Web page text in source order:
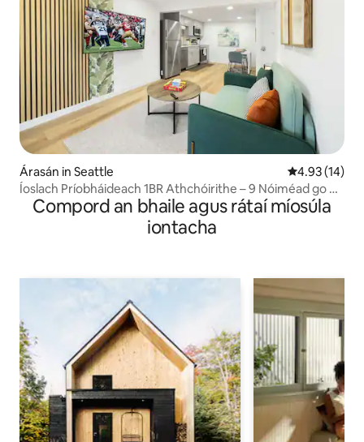
Árasán in Seattle Meánrátáil
4.93 (14)
Íoslach Príobháideach 1BR Athchóirithe – 9 Nóiméad go dtí
an Trá
Compord an bhaile agus rátaí míosúla
iontacha